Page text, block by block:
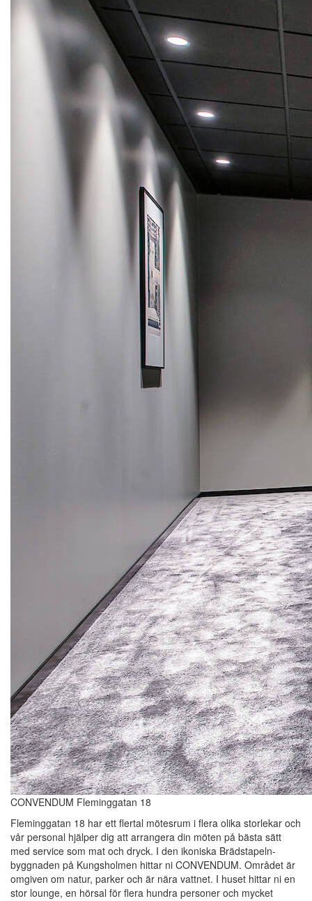
CONVENDUM Fleminggatan 18
Fleminggatan 18 har ett flertal mötesrum i flera olika storlekar och
vår personal hjälper dig att arrangera din möten på bästa sätt
med service som mat och dryck. I den ikoniska Brädstapeln-
byggnaden på Kungsholmen hittar ni CONVENDUM. Området är
omgiven om natur, parker och är nära vattnet. I huset hittar ni en
stor lounge, en hörsal för flera hundra personer och mycket